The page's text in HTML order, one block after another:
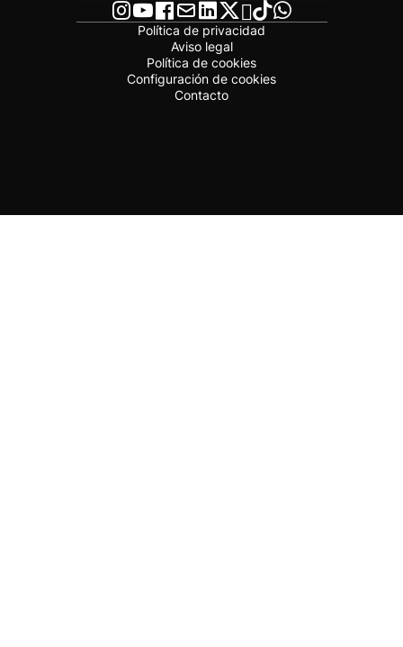
Política de privacidad
Aviso legal
Política de cookies
Configuración de cookies
Contacto